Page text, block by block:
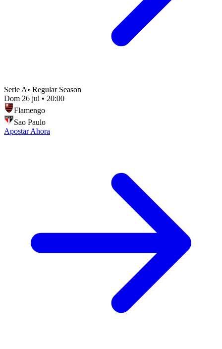
Serie A• Regular Season
Dom 26 jul • 20:00
Flamengo
Sao Paulo
Apostar Ahora